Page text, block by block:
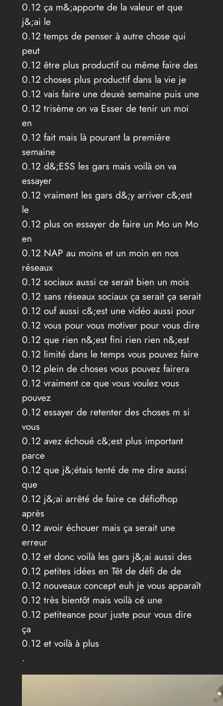
0.12 ça m&;apporte de la valeur et que
j&;ai le
0.12 temps de penser à autre chose qui
peut
0.12 être plus productif ou même faire des
0.12 choses plus productif dans la vie je
0.12 vais faire une deuxè semaine puis une
0.12 trisème on va Esser de tenir un moi
en
0.12 fait mais là pourant la première
semaine
0.12 d&;ESS les gars mais voilà on va
essayer
0.12 vraiment les gars d&;y arriver c&;est
le
0.12 plus on essayer de faire un Mo un Mo
en
0.12 NAP au moins et un moin en nos
réseaux
0.12 sociaux aussi ce serait bien un mois
0.12 sans réseaux sociaux ça serait ça serait
0.12 ouf aussi c&;est une vidéo aussi pour
0.12 vous pour vous motiver pour vous dire
0.12 que rien n&;est fini rien rien n&;est
0.12 limité dans le temps vous pouvez faire
0.12 plein de choses vous pouvez fairera
0.12 vraiment ce que vous voulez vous
pouvez
0.12 essayer de retenter des choses m si
vous
0.12 avez échoué c&;est plus important
parce
0.12 que j&;étais tenté de me dire aussi
que
0.12 j&;ai arrêté de faire ce défiofhop
après
0.12 avoir échouer mais ça serait une
erreur
0.12 et donc voilà les gars j&;ai aussi des
0.12 petites idées en Têt de défi de de
0.12 nouveaux concept euh je vous apparaît
0.12 très bientôt mais voilà cé une
0.12 petiteance pour juste pour vous dire
ça
0.12 et voilà à plus
.